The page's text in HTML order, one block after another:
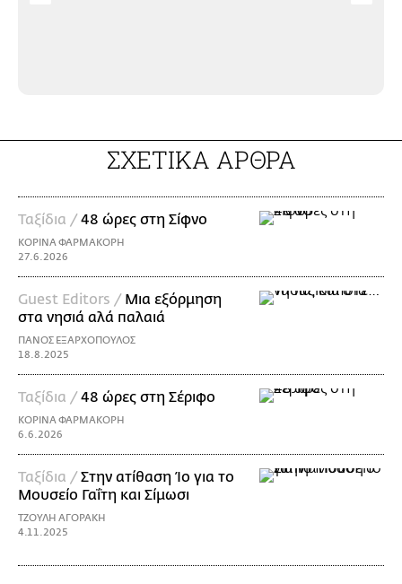
ΣΧΕΤΙΚΑ ΑΡΘΡΑ
Ταξίδια /48 ώρες στη Σίφνο
ΚΟΡΙΝΑ ΦΑΡΜΑΚΟΡΗ
27.6.2026
Guest Editors / Μια εξόρμηση
στα νησιά αλά παλαιά
ΠΑΝΟΣ ΕΞΑΡΧΟΠΟΥΛΟΣ
18.8.2025
Ταξίδια /48 ώρες στη Σέριφο
ΚΟΡΙΝΑ ΦΑΡΜΑΚΟΡΗ
6.6.2026
Ταξίδια /Στην ατίθαση Ίο για το
Μουσείο Γαΐτη και Σίμωσι
ΤΖΟΥΛΗ ΑΓΟΡΑΚΗ
4.11.2025